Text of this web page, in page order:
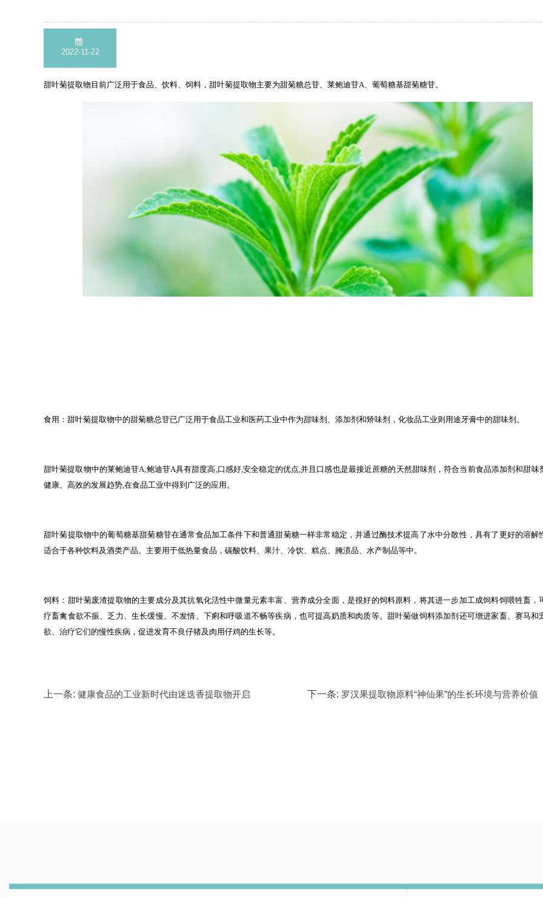
2022-11-22
甜叶菊提取物目前广泛用于食品、饮料、饲料，甜叶菊提取物主要为甜菊糖总苷、莱鲍迪苷A、葡萄糖基甜菊糖苷。
食用：甜叶菊提取物中的甜菊糖总苷已广泛用于食品工业和医药工业中作为甜味剂、添加剂和矫味剂，化妆品工业则用途牙膏中的甜味剂。
甜叶菊提取物中的莱鲍迪苷A,鲍迪苷A具有甜度高,口感好,安全稳定的优点,并且口感也是最接近蔗糖的天然甜味剂，符合当前食品添加剂和甜味
健康、高效的发展趋势,在食品工业中得到广泛的应用。
甜叶菊提取物中的葡萄糖基甜菊糖苷在通常食品加工条件下和普通甜菊糖一样非常稳定，并通过酶技术提高了水中分散性，具有了更好的溶解
适合于各种饮料及酒类产品。主要用于低热量食品，碳酸饮料、果汁、冷饮、糕点、腌渍品、水产制品等中。
饲料：甜叶菊废渣提取物的主要成分及其抗氧化活性中微量元素丰富、营养成分全面，是很好的饲料原料，将其进一步加工成饲料饲喂牲畜，
疗畜禽食欲不振、乏力、生长缓慢、不发情、下痢和呼吸道不畅等疾病，也可提高奶质和肉质等。甜叶菊做饲料添加剂还可增进家畜、赛马和
欲、治疗它们的慢性疾病，促进发育不良仔猪及肉用仔鸡的生长等。
上一条: 健康食品的工业新时代由迷迭香提取物开启 下一条: 罗汉果提取物原料“神仙果”的生长环境与营养价值